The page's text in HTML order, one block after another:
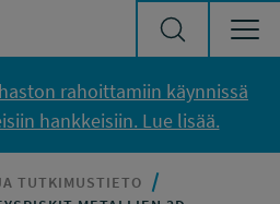
rahoittamiin käynnissä
hankkeisiin. Lue lisää.
TUTKIMUSTIETO